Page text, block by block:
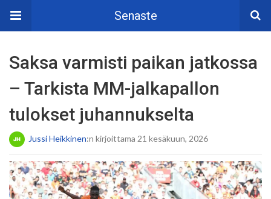
Senaste
Saksa varmisti paikan jatkossa
– Tarkista MM-jalkapallon
tulokset juhannukselta
Jussi Heikkinen:n kirjoittama 21 kesäkuun, 2026